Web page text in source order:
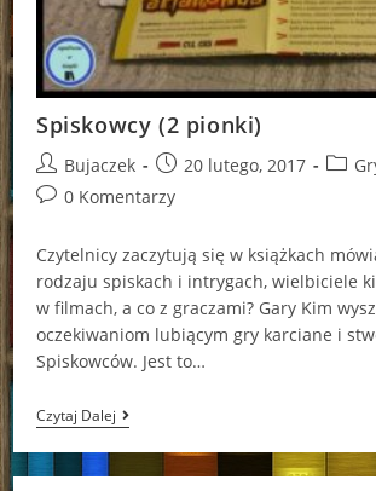
Spiskowcy (2 pionki)
Post
author:
Bujaczek
Post
published:
20 lutego, 2017
Post
Post0 Komentarzy
Czytelnicy zaczytują się w książkach
rodzaju spiskach i intrygach, wielbiciele
w filmach, a co z graczami? Gary Kim
oczekiwaniom lubiącym gry karciane i
Spiskowców. Jest to…
Czytaj DalejSpiskowcy
(2
Pionki)